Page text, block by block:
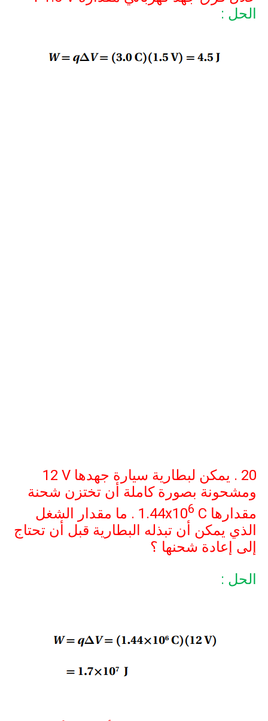
الحل :
20 . يمكن لبطارية سيارة جهدها
12 V
ومشحونة بصورة كاملة أن تختزن شحنة
مقدارها
1.44x106 C
. ما مقدار الشغل
الذي يمكن أن تبذله البطارية قبل أن تحتاج
إلى إعادة شحنها ؟
الحل :